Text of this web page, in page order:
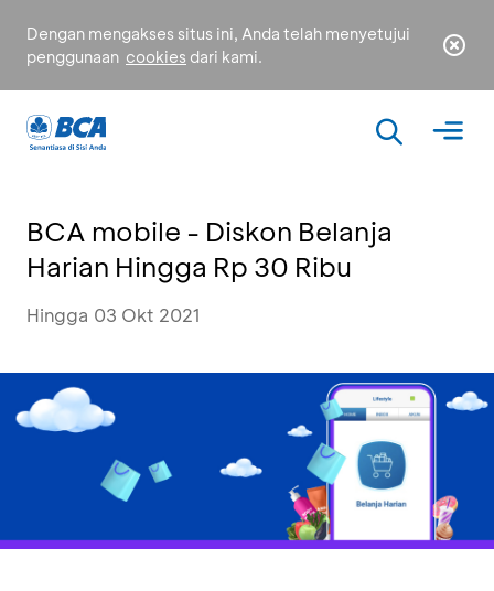
Dengan mengakses situs ini, Anda telah menyetujui
penggunaan cookies dari kami.
BCA mobile - Diskon Belanja
Harian Hingga Rp 30 Ribu
Hingga 03 Okt 2021